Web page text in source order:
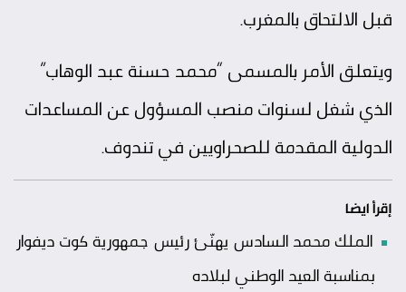
قبل الالتحاق بالمغرب.
ويتعلق الأمر بالمسمى “محمد حسنة عبد الوهاب”
الذي شغل لسنوات منصب المسؤول عن المساعدات
الدولية المقدمة للصحراويين في تندوف.
إقرأ ايضا
الملك محمد السادس يهنّئ رئيس جمهورية كوت ديفوار
بمناسبة العيد الوطني لبلاده